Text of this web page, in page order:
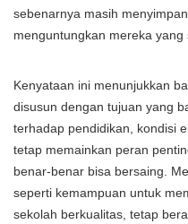
sebenarnya masih
menguntungkan mereka yang
Kenyataan ini menunjukkan
disusun dengan tujuan yang
terhadap pendidikan, kondisi
tetap memainkan peran
benar-benar bisa bersaing.
seperti kemampuan untuk
sekolah berkualitas, tetap